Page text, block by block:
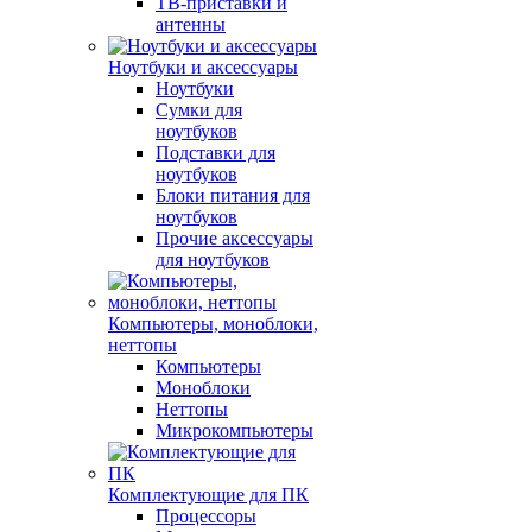
антенны
Ноутбуки и аксессуары
Ноутбуки
Сумки для
ноутбуков
Подставки для
ноутбуков
Блоки питания для
ноутбуков
Прочие аксессуары
для ноутбуков
Компьютеры, моноблоки,
неттопы
Компьютеры
Моноблоки
Неттопы
Микрокомпьютеры
Комплектующие для ПК
Процессоры